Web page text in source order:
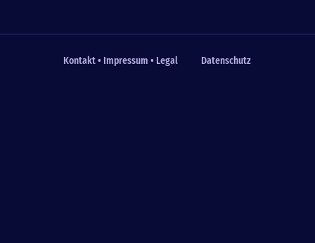
Fußzeile
Kontakt • Impressum • Legal Datenschutz